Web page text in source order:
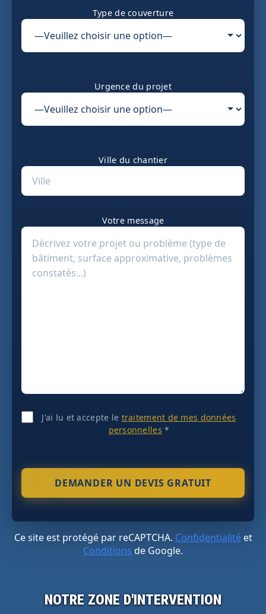
Type de couverture
Urgence du projet
Ville du chantier
Votre message
J'ai lu et accepte le traitement de mes données
personnelles *
Ce site est protégé par reCAPTCHA. Confidentialitéet
Conditions de Google.
NOTRE ZONE D'INTERVENTION